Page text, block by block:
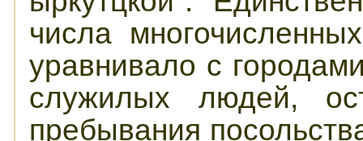
числа
уравнивало с
служилых людей,
пребывания